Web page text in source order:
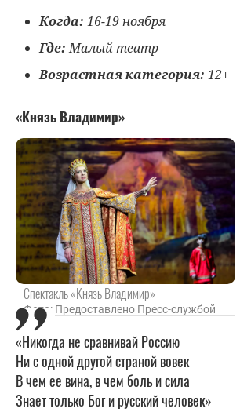
Когда: 16-19 ноября
Где:Малый театр
Возрастная категория: 12+
«Князь Владимир»
Спектакль «Князь Владимир»
Фото: Предоставлено Пресс-службой
«Никогда не сравнивай Россию
Ни с одной другой страной вовек
В чем ее вина, в чем боль и сила
Знает только Бог и русский человек»